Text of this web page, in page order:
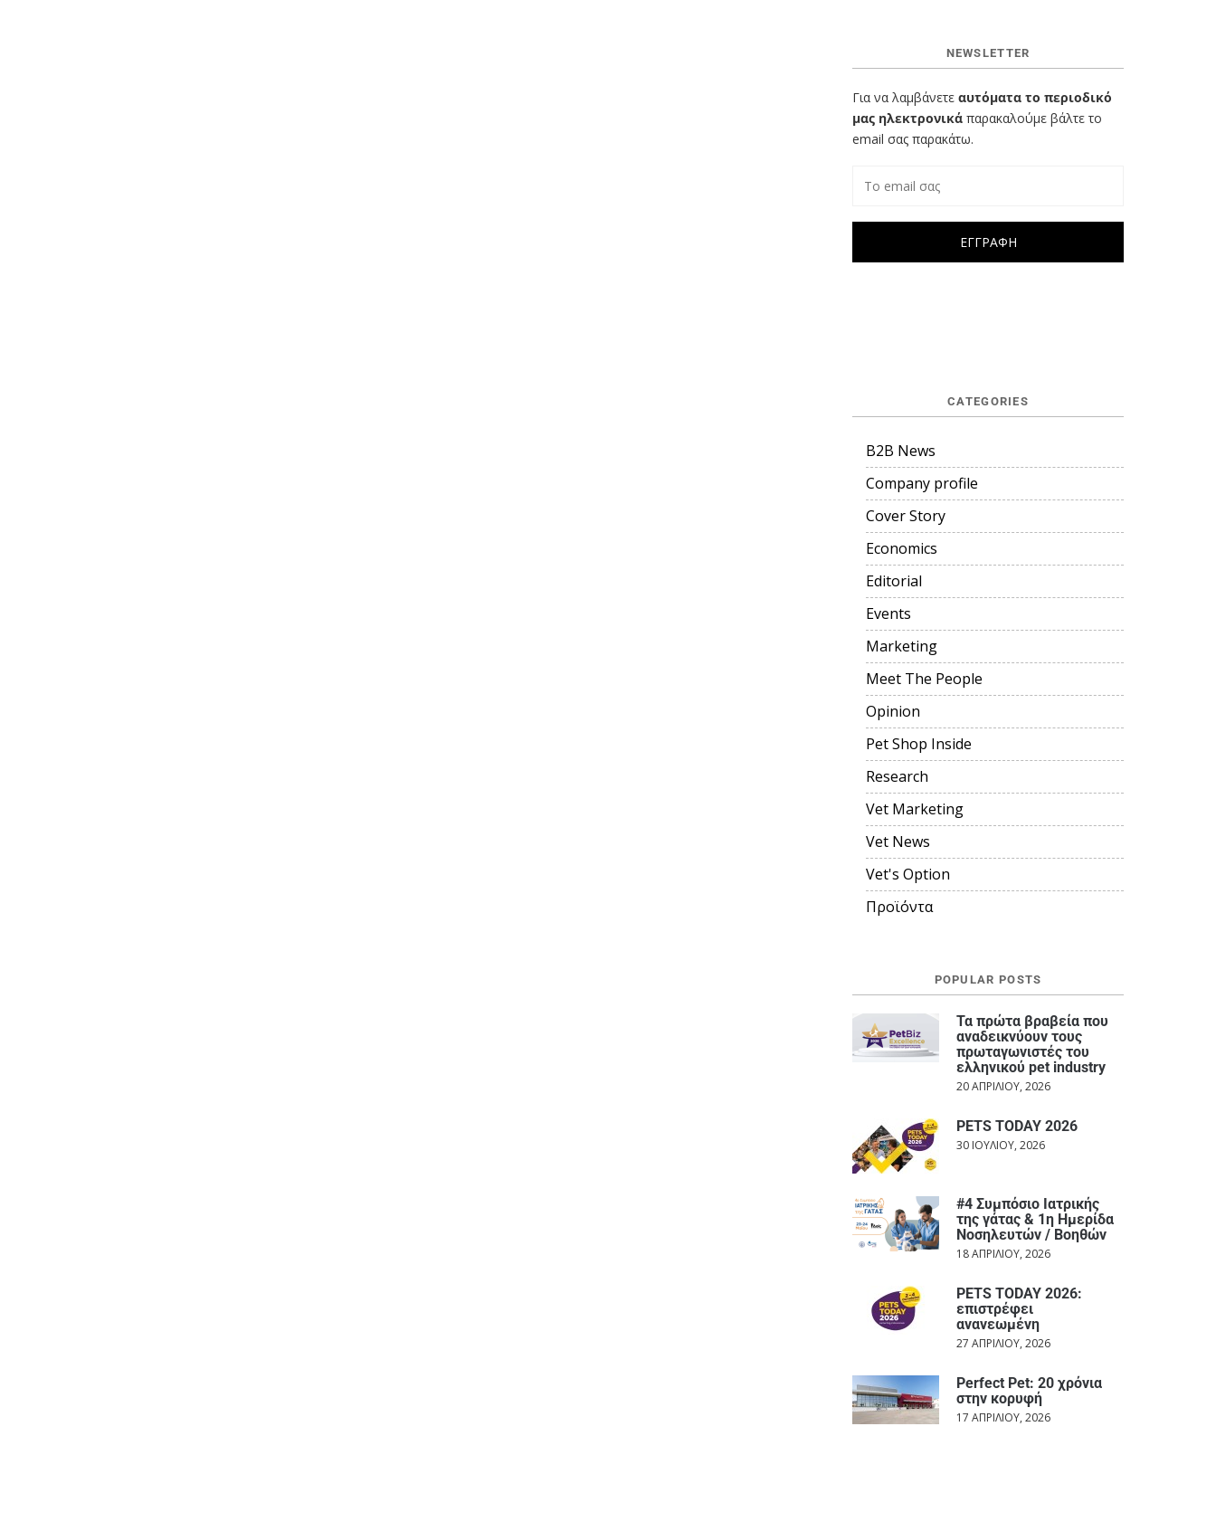
NEWSLETTER
Για να λαμβάνετε αυτόματα το περιοδικό
μας ηλεκτρονικά παρακαλούμε βάλτε το
email σας παρακάτω.
CATEGORIES
B2B News
Company profile
Cover Story
Economics
Editorial
Events
Marketing
Meet The People
Opinion
Pet Shop Inside
Research
Vet Marketing
Vet News
Vet's Option
Προϊόντα
POPULAR POSTS
Τα πρώτα βραβεία που
αναδεικνύουν τους
πρωταγωνιστές του
ελληνικού pet industry
20 ΑΠΡΙΛΊΟΥ, 2026
PETS TODAY 2026
30 ΙΟΥΛΊΟΥ, 2026
#4 Συμπόσιο Ιατρικής
της γάτας & 1η Ημερίδα
Νοσηλευτών / Βοηθών
18 ΑΠΡΙΛΊΟΥ, 2026
PETS TODAY 2026:
επιστρέφει
ανανεωμένη
27 ΑΠΡΙΛΊΟΥ, 2026
Perfect Pet: 20 χρόνια
στην κορυφή
17 ΑΠΡΙΛΊΟΥ, 2026